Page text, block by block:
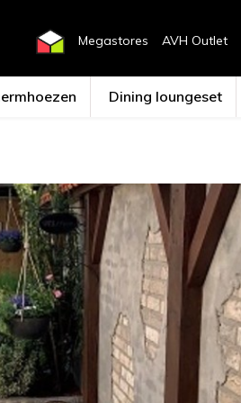
Megastores
AVH Outlet
Dining loungeset